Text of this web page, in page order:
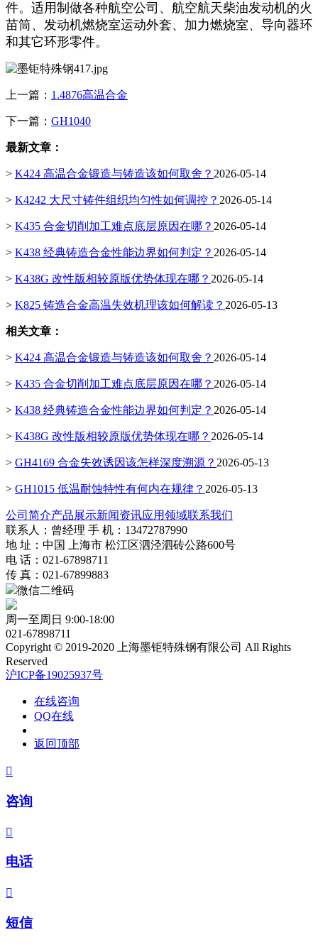
件。适用制做各种航空公司、航空航天柴油发动机的火
苗筒、发动机燃烧室运动外套、加力燃烧室、导向器环
和其它环形零件。
上一篇： 1.4876高温合金
下一篇： GH1040
最新文章：
> K424 高温合金锻造与铸造该如何取舍？ 2026-05-14
> K4242 大尺寸铸件组织均匀性如何调控？ 2026-05-14
> K435 合金切削加工难点底层原因在哪？ 2026-05-14
> K438 经典铸造合金性能边界如何判定？ 2026-05-14
> K438G 改性版相较原版优势体现在哪？ 2026-05-14
> K825 铸造合金高温失效机理该如何解读？ 2026-05-13
相关文章：
> K424 高温合金锻造与铸造该如何取舍？ 2026-05-14
> K435 合金切削加工难点底层原因在哪？ 2026-05-14
> K438 经典铸造合金性能边界如何判定？ 2026-05-14
> K438G 改性版相较原版优势体现在哪？ 2026-05-14
> GH4169 合金失效诱因该怎样深度溯源？ 2026-05-13
> GH1015 低温耐蚀特性有何内在规律？ 2026-05-13
公司简介产品展示新闻资讯应用领域联系我们
联系人：曾经理 手 机：13472787990
地 址：中国 上海市 松江区泗泾泗砖公路600号
电 话：021-67898711
传 真：021-67899883
微信二维码
周一至周日 9:00-18:00
021-67898711
Copyright © 2019-2020 上海墨钜特殊钢有限公司 All Rights
Reserved
沪ICP备19025937号
在线咨询
QQ在线
返回顶部

咨询

电话

短信